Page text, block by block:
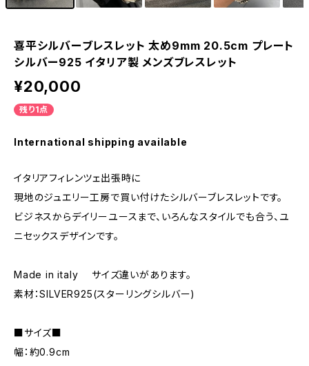
喜平シルバーブレスレット 太め9mm 20.5cm プレート
シルバー925 イタリア製 メンズブレスレット
¥20,000
残り1点
International shipping available
イタリアフィレンツェ出張時に
現地のジュエリー工房で買い付けたシルバーブレスレットです。
ビジネスからデイリーユースまで、いろんなスタイルでも合う、ユ
ニセックスデザインです。
Made in italy サイズ違いがあります。
素材：SILVER925(スターリングシルバー)
■サイズ■
幅：約0.9cm